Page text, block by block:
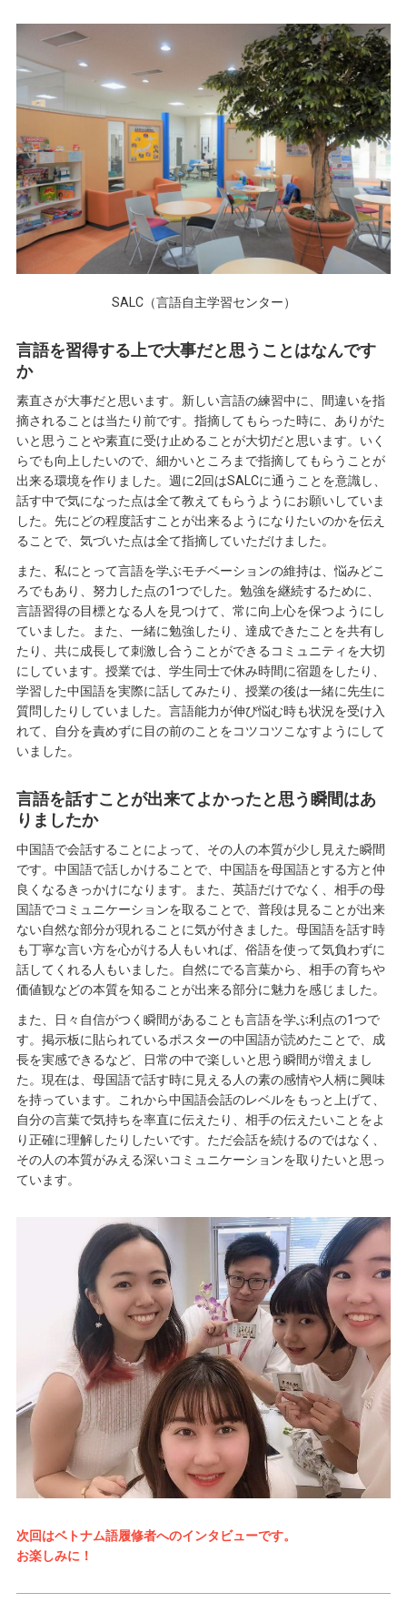
SALC（言語自主学習センター）
言語を習得する上で大事だと思うことはなんです
か
素直さが大事だと思います。新しい言語の練習中に、間違いを指
摘されることは当たり前です。指摘してもらった時に、ありがた
いと思うことや素直に受け止めることが大切だと思います。いく
らでも向上したいので、細かいところまで指摘してもらうことが
出来る環境を作りました。週に2回はSALCに通うことを意識し、
話す中で気になった点は全て教えてもらうようにお願いしていま
した。先にどの程度話すことが出来るようになりたいのかを伝え
ることで、気づいた点は全て指摘していただけました。
また、私にとって言語を学ぶモチベーションの維持は、悩みどこ
ろでもあり、努力した点の1つでした。勉強を継続するために、
言語習得の目標となる人を見つけて、常に向上心を保つようにし
ていました。また、一緒に勉強したり、達成できたことを共有し
たり、共に成長して刺激し合うことができるコミュニティを大切
にしています。授業では、学生同士で休み時間に宿題をしたり、
学習した中国語を実際に話してみたり、授業の後は一緒に先生に
質問したりしていました。言語能力が伸び悩む時も状況を受け入
れて、自分を責めずに目の前のことをコツコツこなすようにして
いました。
言語を話すことが出来てよかったと思う瞬間はあ
りましたか
中国語で会話することによって、その人の本質が少し見えた瞬間
です。中国語で話しかけることで、中国語を母国語とする方と仲
良くなるきっかけになります。また、英語だけでなく、相手の母
国語でコミュニケーションを取ることで、普段は見ることが出来
ない自然な部分が現れることに気が付きました。母国語を話す時
も丁寧な言い方を心がける人もいれば、俗語を使って気負わずに
話してくれる人もいました。自然にでる言葉から、相手の育ちや
価値観などの本質を知ることが出来る部分に魅力を感じました。
また、日々自信がつく瞬間があることも言語を学ぶ利点の1つで
す。掲示板に貼られているポスターの中国語が読めたことで、成
長を実感できるなど、日常の中で楽しいと思う瞬間が増えまし
た。現在は、母国語で話す時に見える人の素の感情や人柄に興味
を持っています。これから中国語会話のレベルをもっと上げて、
自分の言葉で気持ちを率直に伝えたり、相手の伝えたいことをよ
り正確に理解したりしたいです。ただ会話を続けるのではなく、
その人の本質がみえる深いコミュニケーションを取りたいと思っ
ています。
次回はベトナム語履修者へのインタビューです。
お楽しみに！